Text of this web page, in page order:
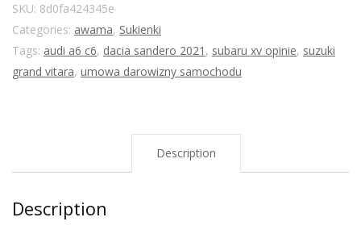
SKU: 8d0fa424345e
Categories: awama, Sukienki
Tags: audi a6 c6, dacia sandero 2021 , subaru xv opinie, suzuki
grand vitara, umowa darowizny samochodu
Description
Description